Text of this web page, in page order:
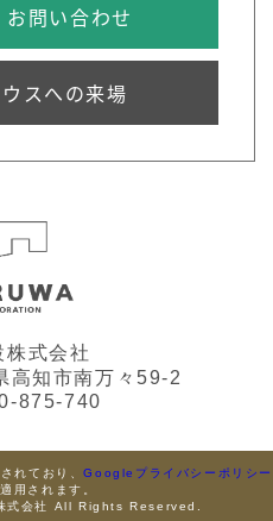
問い合わせ
スへの来場
株式会社
高知市南万々59-2
875-740
れており、Googleプライバシーポリシー
用されます。
式会社 All Rights Reserved.